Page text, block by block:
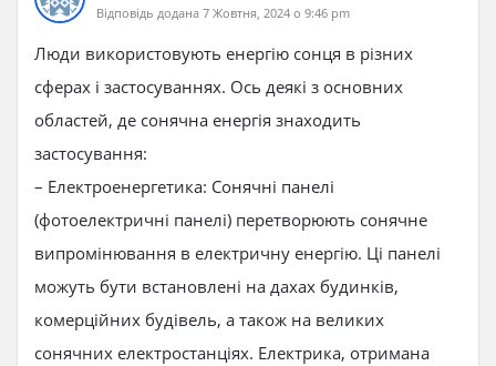
Відповідь додана 7 Жовтня, 2024 о 9:46 pm
Люди використовують енергію сонця в різних
сферах і застосуваннях. Ось деякі з основних
областей, де сонячна енергія знаходить
застосування:
– Електроенергетика: Сонячні панелі
(фотоелектричні панелі) перетворюють сонячне
випромінювання в електричну енергію. Ці панелі
можуть бути встановлені на дахах будинків,
комерційних будівель, а також на великих
сонячних електростанціях. Електрика, отримана